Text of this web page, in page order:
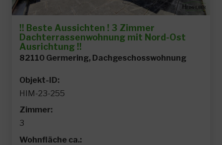
!! Beste Aussichten ! 3 Zimmer
Dachterrassenwohnung mit Nord-Ost
Ausrichtung !!
82110 Germering, Dachgeschosswohnung
Objekt-ID:
HIM-23-255
Zimmer:
3
Wohnfläche ca.: